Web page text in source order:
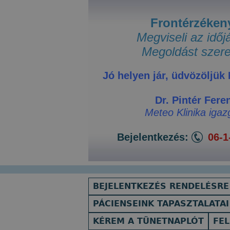
Megviseli az
Megoldást
Jó helyen jár, üdvözöljük
Dr. Pintér
Meteo Klinika
Bejelentkezés: 06-
BEJELENTKEZÉS RENDELÉSRE
PÁCIENSEINK TAPASZTALATAI
KÉREM A TÜNETNAPLÓT